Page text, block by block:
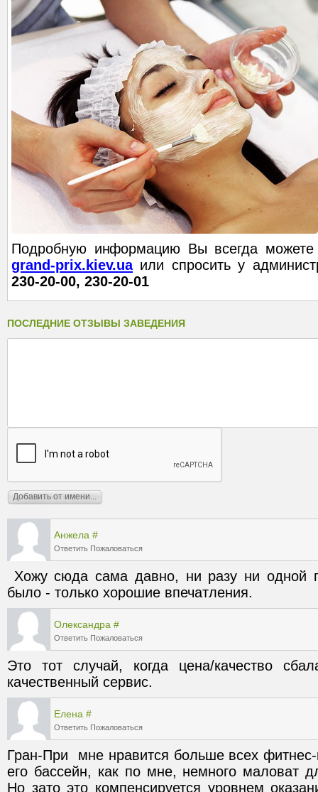
Подробную информацию Вы всегда
grand-prix.kiev.uaили спросить у
230-20-00, 230-20-01
ПОСЛЕДНИЕ ОТЗЫВЫ ЗАВЕДЕНИЯ
Анжела #
Ответить Пожаловаться
было - только хорошие впечатления.
Олександра #
Ответить Пожаловаться
Это тот случай, когда цена/качество
качественный сервис.
Елена #
Ответить Пожаловаться
Гран-При  мне нравится больше всех
его бассейн, как по мне, немного маловат
Но зато это компенсируется уровнем